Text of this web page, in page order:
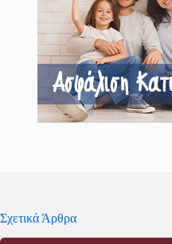
Σχετικά Άρθρα